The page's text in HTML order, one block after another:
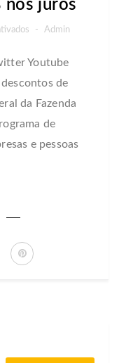
nos juros
em
PGFN
2025:
Oportunidade
100%
- Admin
Youtube
de
da Fazenda
de
e pessoas